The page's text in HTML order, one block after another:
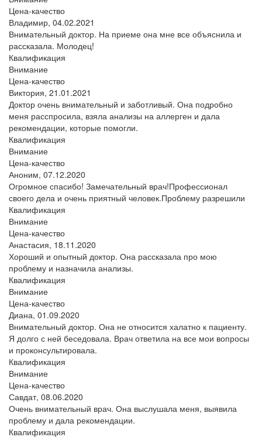
Цена-качество
Владимир, 04.02.2021
Внимательный доктор. На приеме она мне все объяснила и
рассказала. Молодец!
Квалификация
Внимание
Цена-качество
Виктория, 21.01.2021
Доктор очень внимательный и заботливый. Она подробно
меня расспросила, взяла анализы на аллерген и дала
рекомендации, которые помогли.
Квалификация
Внимание
Цена-качество
Аноним, 07.12.2020
Огромное спасибо! Замечательный врач!Профессионал
своего дела и очень приятный человек.Проблему разрешили
Квалификация
Внимание
Цена-качество
Анастасия, 18.11.2020
Хороший и опытный доктор. Она рассказала про мою
проблему и назначила анализы.
Квалификация
Внимание
Цена-качество
Диана, 01.09.2020
Внимательный доктор. Она не относится халатно к пациенту.
Я долго с ней беседовала. Врач ответила на все мои вопросы
и проконсультировала.
Квалификация
Внимание
Цена-качество
Савдат, 08.06.2020
Очень внимательный врач. Она выслушала меня, выявила
проблему и дала рекомендации.
Квалификация